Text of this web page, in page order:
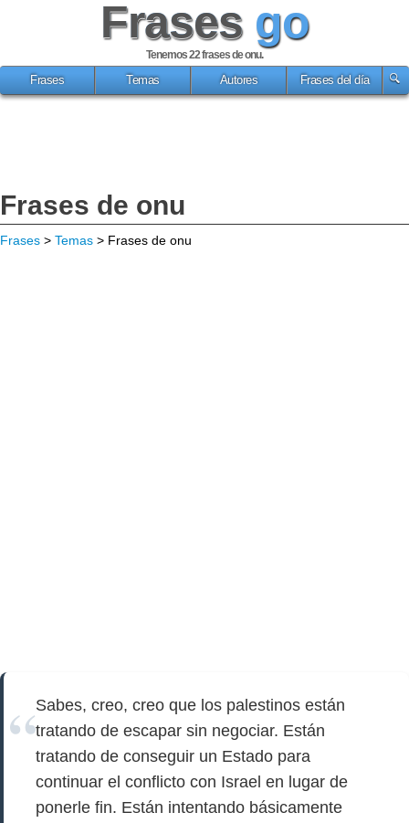
Frases go
Tenemos 22frases de onu.
Frases
Temas Autores Frases del día
Frases de onu
Frases > Temas > Frases de onu
Sabes, creo, creo que los palestinos están
tratando de escapar sin negociar. Están
tratando de conseguir un Estado para
continuar el conflicto con Israel en lugar de
ponerle fin. Están intentando básicamente